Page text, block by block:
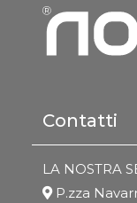
Contatti
LA NOSTRA
P.zza